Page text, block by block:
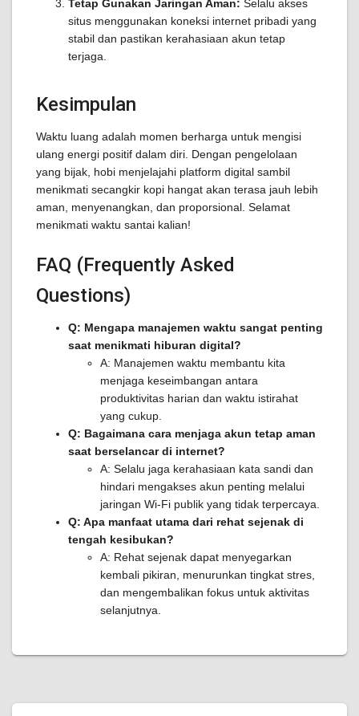
Tetap Gunakan Jaringan Aman: Selalu akses
situs menggunakan koneksi internet pribadi yang
stabil dan pastikan kerahasiaan akun tetap
terjaga.
Kesimpulan
Waktu luang adalah momen berharga untuk mengisi
ulang energi positif dalam diri. Dengan pengelolaan
yang bijak, hobi menjelajahi platform digital sambil
menikmati secangkir kopi hangat akan terasa jauh lebih
aman, menyenangkan, dan proporsional. Selamat
menikmati waktu santai kalian!
FAQ (Frequently Asked
Questions)
Q: Mengapa manajemen waktu sangat penting
saat menikmati hiburan digital?
A: Manajemen waktu membantu kita
menjaga keseimbangan antara
produktivitas harian dan waktu istirahat
yang cukup.
Q: Bagaimana cara menjaga akun tetap aman
saat berselancar di internet?
A: Selalu jaga kerahasiaan kata sandi dan
hindari mengakses akun penting melalui
jaringan Wi-Fi publik yang tidak terpercaya.
Q: Apa manfaat utama dari rehat sejenak di
tengah kesibukan?
A: Rehat sejenak dapat menyegarkan
kembali pikiran, menurunkan tingkat stres,
dan mengembalikan fokus untuk aktivitas
selanjutnya.